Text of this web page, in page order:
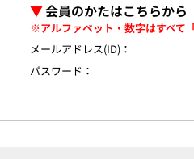
▼会員のかたはこちらから
※アルファベット・数字はすべて
メールアドレス(ID)：
パスワード：